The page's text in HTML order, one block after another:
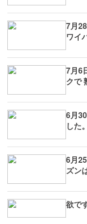
7月
ワイ
軽
7月6
クで
6月
した
田
出し
6月
ズン
欲で